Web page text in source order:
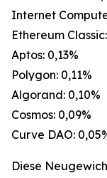
Internet
Ethereum
Aptos: 0,13%
Polygon: 0,11%
Algorand: 0,10%
Cosmos: 0,09%
Curve DAO:
Diese